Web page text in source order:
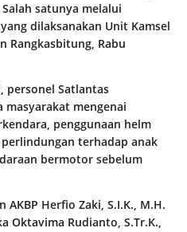
satunya melalui
dilaksanakan Unit Kamsel
Rangkasbitung, Rabu
personel Satlantas
masyarakat mengenai
penggunaan helm
terhadap anak
bermotor sebelum
AKBP Herfio Zaki, S.I.K., M.H.
Oktavima Rudianto, S.Tr.K.,